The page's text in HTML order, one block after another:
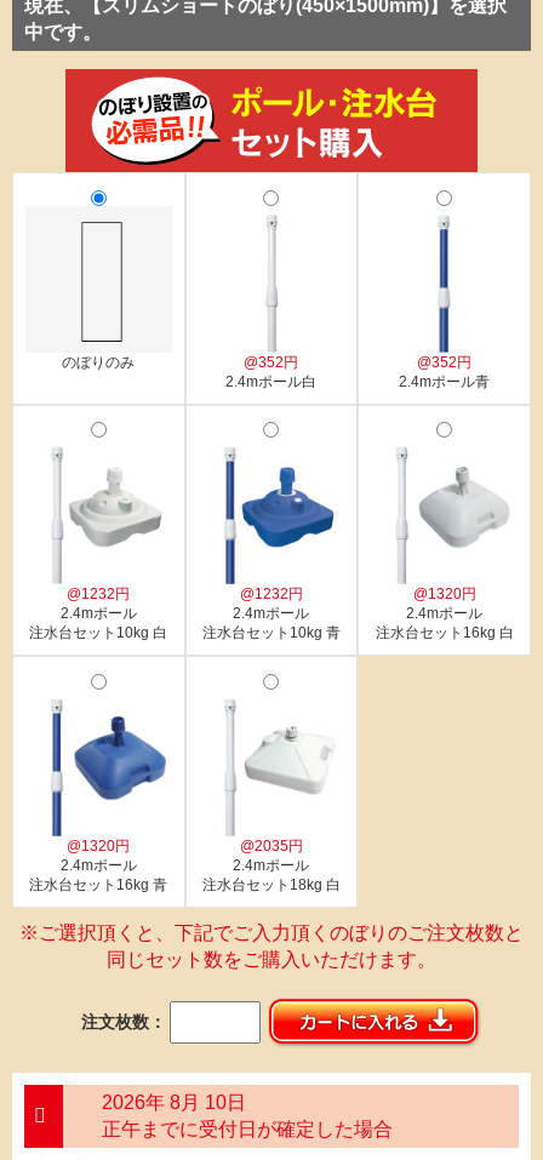
現在、【スリムショートのぼり(450×1500mm)】を選択
中です。
のぼりのみ
@352円
2.4mポール白
@352円
2.4mポール青
@1232円
2.4mポール
注水台セット10kg 白
@1232円
2.4mポール
注水台セット10kg 青
@1320円
2.4mポール
注水台セット16kg 白
@1320円
2.4mポール
注水台セット16kg 青
@2035円
2.4mポール
注水台セット18kg 白
※ご選択頂くと、下記でご入力頂くのぼりのご注文枚数と
同じセット数をご購入いただけます。
注文枚数：
2026年 8月 10日
正午までに受付日が確定した場合